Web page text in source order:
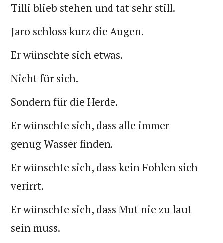
Tilli blieb stehen und tat sehr still.
Jaro schloss kurz die Augen.
Er wünschte sich etwas.
Nicht für sich.
Sondern für die Herde.
Er wünschte sich, dass alle immer
genug Wasser finden.
Er wünschte sich, dass kein Fohlen sich
verirrt.
Er wünschte sich, dass Mut nie zu laut
sein muss.